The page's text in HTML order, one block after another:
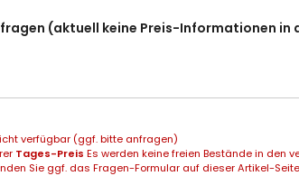
(aktuell keine Preis-Informationen in
verfügbar (ggf. bitte anfragen)
Tages-Preis Es werden keine freien Bestände in den
Sie ggf. das Fragen-Formular auf dieser Artikel-